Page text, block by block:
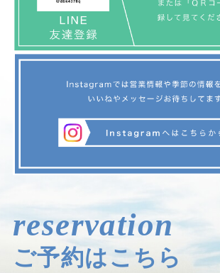
reservation
ご予約はこちら